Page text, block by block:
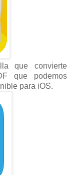
que convierte
que podemos
para iOS.